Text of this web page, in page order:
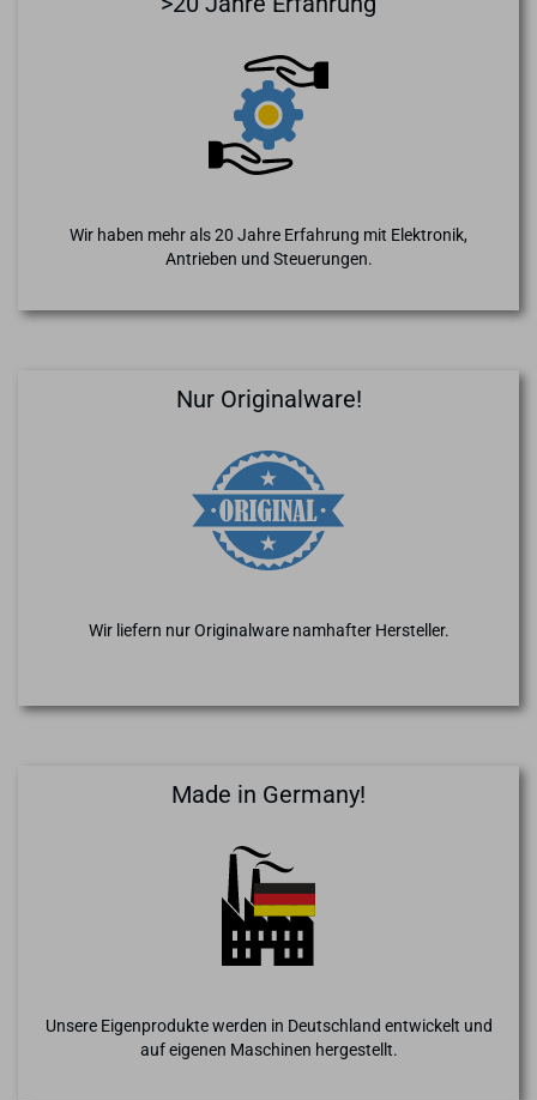
Wir haben mehr als 20 Jahre Erfahrung mit Elektronik,
Antrieben und Steuerungen.
Nur Originalware!
Wir liefern nur Originalware namhafter Hersteller.
Made in Germany!
Unsere Eigenprodukte werden in Deutschland entwickelt und
auf eigenen Maschinen hergestellt.